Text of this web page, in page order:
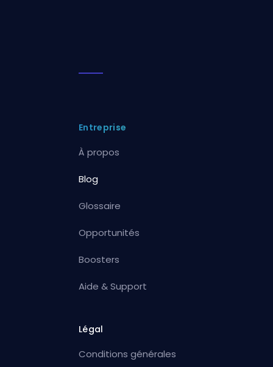
Entreprise
À propos
Blog
Glossaire
Opportunités
Boosters
Aide & Support
Légal
Conditions générales